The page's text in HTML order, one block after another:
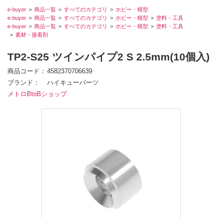
e-buyer 商品一覧 すべてのカテゴリ
ホビー・模型
e-buyer
商品一覧 すべてのカテゴリ ホビー・模型
塗料・工具
e-buyer
商品一覧 すべてのカテゴリ ホビー・模型
塗料・工具
素材・接着剤
TP2-S25 ツインパイプ2 S 2.5mm(10個入)
商品コード
4582370706639
ブランド
ハイキューパーツ
メトロBtoBショップ